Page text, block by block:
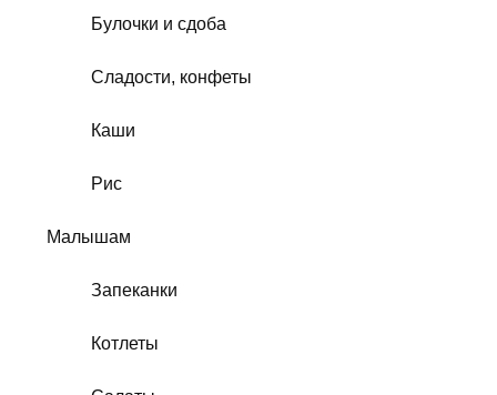
Булочки и сдоба
Сладости, конфеты
Каши
Рис
Малышам
Запеканки
Котлеты